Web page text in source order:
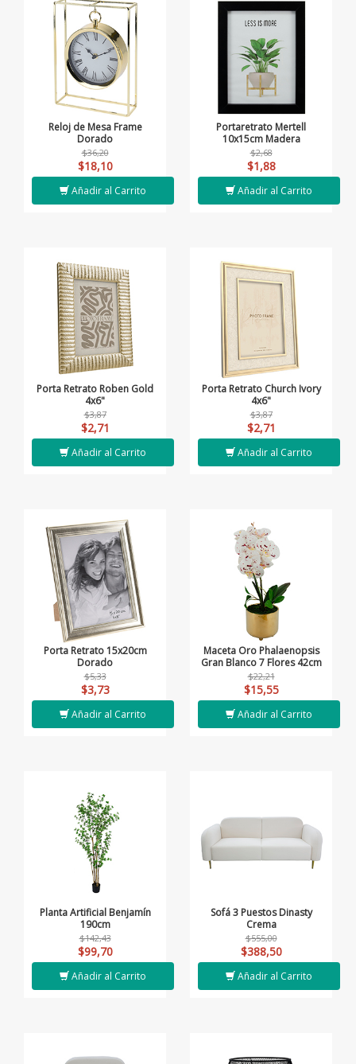
Reloj de Mesa Frame
Dorado
$36,20
$18,10
Añadir al Carrito
Portaretrato Mertell
10x15cm Madera
$2,68
$1,88
Añadir al Carrito
Porta Retrato Roben Gold
4x6"
$3,87
$2,71
Añadir al Carrito
Porta Retrato Church Ivory
4x6"
$3,87
$2,71
Añadir al Carrito
Porta Retrato 15x20cm
Dorado
$5,33
$3,73
Añadir al Carrito
Maceta Oro Phalaenopsis
Gran Blanco 7 Flores 42cm
$22,21
$15,55
Añadir al Carrito
Planta Artificial Benjamín
190cm
$142,43
$99,70
Añadir al Carrito
Sofá 3 Puestos Dinasty
Crema
$555,00
$388,50
Añadir al Carrito